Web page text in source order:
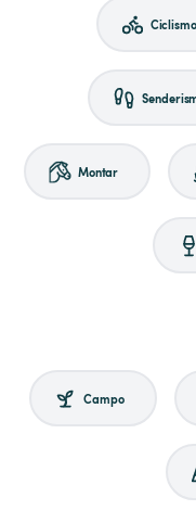
Ciclismo
Montar
Campo